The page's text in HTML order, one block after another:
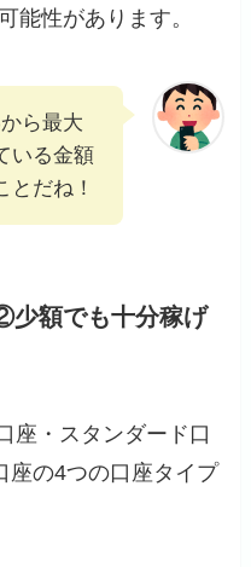
能性があります。
ら最大
いる金額
とだね！
少額でも十分稼げ
座・スタンダード口
座の4つの口座タイプ